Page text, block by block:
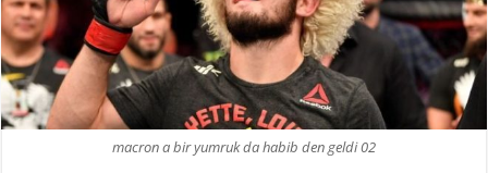
macron a bir yumruk da habib den geldi 02